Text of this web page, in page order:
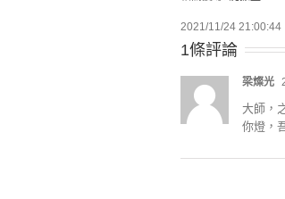
2021/11/24 21:00:44
1條評論
梁燦光
大師，
你燈，